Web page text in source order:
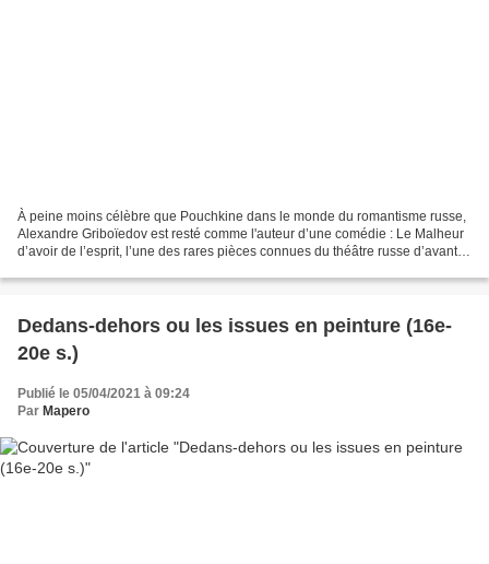
À peine moins célèbre que Pouchkine dans le monde du romantisme russe,
Alexandre Griboïedov est resté comme l'auteur d’une comédie : Le Malheur
d’avoir de l’esprit, l’une des rares pièces connues du théâtre russe d’avant
Dedans-dehors ou les issues en peinture (16e-
20e s.)
Publié le 05/04/2021 à 09:24
Par Mapero